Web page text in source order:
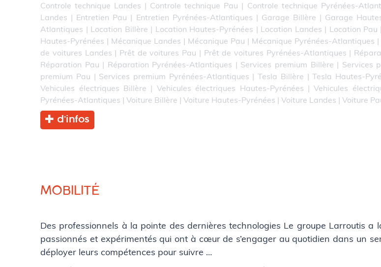
Controle technique Landes | Controle technique Pau | Controle technique Pyrénées-
Landes | Entretien Pau | Entretien Pyrénées-Atlantiques | Garage Billère | Garage
Atlantiques | Location Billère | Location Hautes-Pyrénées | Location Landes | Location Pau |
Hautes-Pyrénées | Mécanique Landes | Mécanique Pau | Mécanique Pyrénées-Atlantiques |
de voitures Landes | Prêt de voitures Pau | Prêt de voitures Pyrénées-Atlantiques |
Réparation Pau | Réparation Pyrénées-Atlantiques | Services premium Billère | Services
premium Pau | Services premium Pyrénées-Atlantiques |Tesla Billère |Tesla Hautes-
Vehicules électriques Billère | Vehicules électriques Hautes-Pyrénées |Vehicules
Pyrénées-Atlantiques |Voiture Billère |Voiture Hautes-Pyrénées |Voiture Landes |Voiture
d’infos
MOBILITÉ
Des professionnels à la pointe des dernières technologies Le groupe Larroutis
passionnés et expérimentés qui ont à cœur de s’engager au quotidien dans un
déployer leurs compétences pour suivre …